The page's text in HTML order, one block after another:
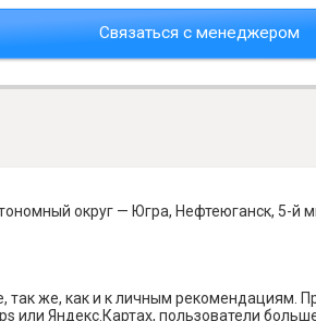
Связаться с менеджером
округ — Югра, Нефтеюганск, 5-й
так же, как и к личным рекомендациям.
или Яндекс.Картах, пользователи